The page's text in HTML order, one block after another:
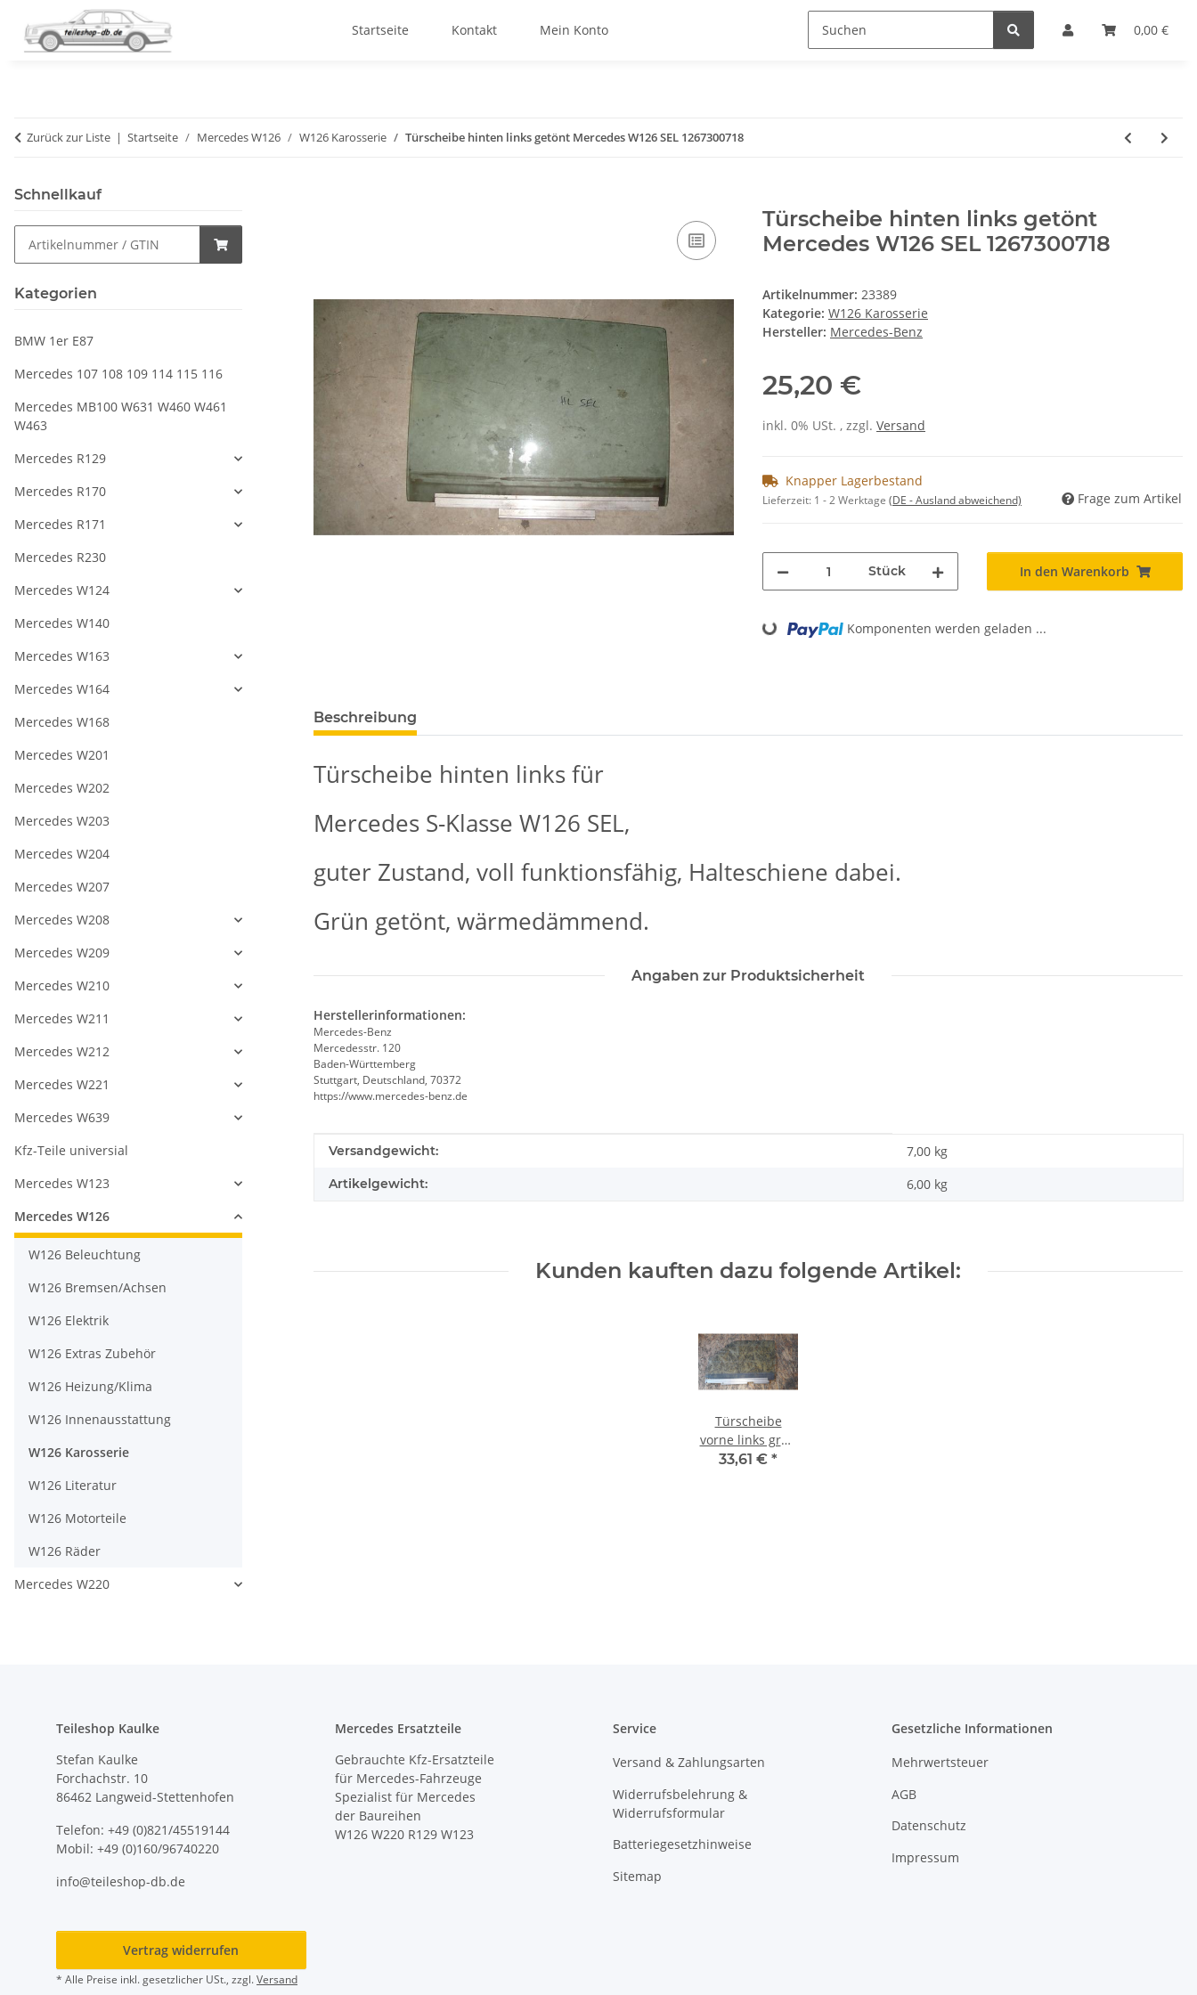
0,00 €
Startseite Kontakt Mein Konto
Zurück zur Liste Startseite Mercedes W126 W126 Karosserie Türscheibe hinten links getönt Mercedes W126 SEL 1267300718
Türscheibe hinten links getönt
Mercedes W126 SEL 1267300718
Artikelnummer: 23389
Kategorie: W126 Karosserie
Hersteller: Mercedes-Benz
25,20 €
inkl. 0% USt. , zzgl. Versand
Knapper Lagerbestand
Lieferzeit: 1 - 2 Werktage (DE - Ausland abweichend) Frage zum Artikel
Stück In den Warenkorb
Loading... Komponenten werden geladen ...
Beschreibung
Türscheibe hinten links für
Mercedes S-Klasse W126 SEL,
guter Zustand, voll funktionsfähig, Halteschiene dabei.
Grün getönt, wärmedämmend.
Angaben zur Produktsicherheit
Herstellerinformationen:
Mercedes-Benz
Mercedesstr. 120
Baden-Württemberg
Stuttgart, Deutschland, 70372
https://www.mercedes-benz.de
Produkteigenschaft
Wert
Versandgewicht: 7,00 kg
Artikelgewicht: 6,00 kg
Kunden kauften dazu folgende Artikel:
Türscheibe
vorne links grün
wärmedämmend
33,61 € *
Schnellkauf
Kategorien
BMW 1er E87
Mercedes 107 108 109 114 115 116
Mercedes MB100 W631 W460 W461
W463
Mercedes R129
Mercedes R170
Mercedes R171
Mercedes R230
Mercedes W124
Mercedes W140
Mercedes W163
Mercedes W164
Mercedes W168
Mercedes W201
Mercedes W202
Mercedes W203
Mercedes W204
Mercedes W207
Mercedes W208
Mercedes W209
Mercedes W210
Mercedes W211
Mercedes W212
Mercedes W221
Mercedes W639
Kfz-Teile universial
Mercedes W123
Mercedes W126
W126 Beleuchtung
W126 Bremsen/Achsen
W126 Elektrik
W126 Extras Zubehör
W126 Heizung/Klima
W126 Innenausstattung
W126 Karosserie
W126 Literatur
W126 Motorteile
W126 Räder
Mercedes W220
Teileshop Kaulke
Stefan Kaulke
Forchachstr. 10
86462 Langweid-Stettenhofen
Telefon: +49 (0)821/45519144
Mobil: +49 (0)160/96740220
info@teileshop-db.de
Mercedes Ersatzteile
Gebrauchte Kfz-Ersatzteile
für Mercedes-Fahrzeuge
Spezialist für Mercedes
der Baureihen
W126 W220 R129 W123
Service
Versand & Zahlungsarten
Widerrufsbelehrung &
Widerrufsformular
Batteriegesetzhinweise
Sitemap
Gesetzliche Informationen
Mehrwertsteuer
AGB
Datenschutz
Impressum
Vertrag widerrufen
* Alle Preise inkl. gesetzlicher USt., zzgl.Versand